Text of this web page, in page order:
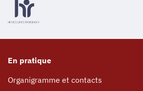
En pratique
Organigramme et contacts